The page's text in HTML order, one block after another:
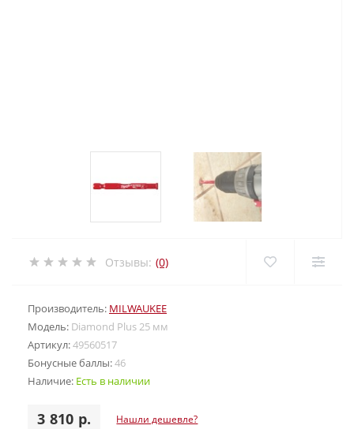
Отзывы: (0)
Производитель: MILWAUKEE
Модель: Diamond Plus 25 мм
Артикул:49560517
Бонусные баллы:46
Наличие: Есть в наличии
3 810 р. Нашли дешевле?